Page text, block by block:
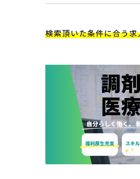
検索頂いた条件に合う